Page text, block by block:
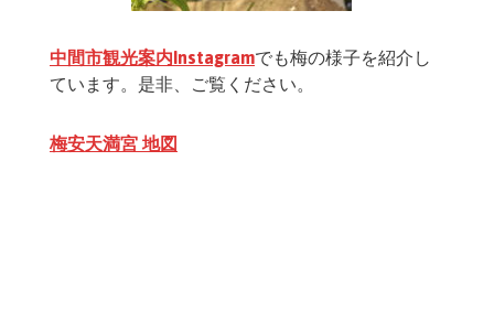
中間市観光案内Instagramでも梅の様子を紹介し
ています。是非、ご覧ください。
梅安天満宮 地図